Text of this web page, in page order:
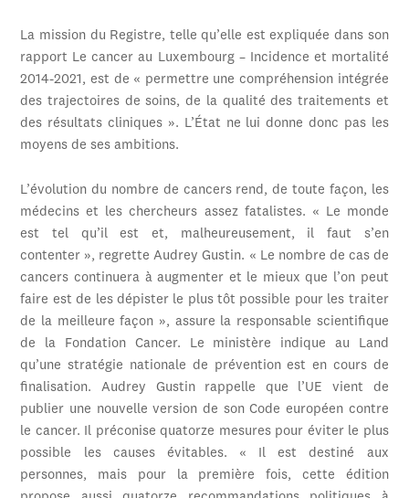
La mission du Registre, telle qu’elle est expliquée dans son
rapport Le cancer au Luxembourg – Incidence et mortalité
2014-2021, est de « permettre une compréhension intégrée
des trajectoires de soins, de la qualité des traitements et
des résultats cliniques ». L’État ne lui donne donc pas les
moyens de ses ambitions.
L’évolution du nombre de cancers rend, de toute façon, les
médecins et les chercheurs assez fatalistes. « Le monde
est tel qu’il est et, malheureusement, il faut s’en
contenter », regrette Audrey Gustin. « Le nombre de cas de
cancers continuera à augmenter et le mieux que l’on peut
faire est de les dépister le plus tôt possible pour les traiter
de la meilleure façon », assure la responsable scientifique
de la Fondation Cancer. Le ministère indique au Land
qu’une stratégie nationale de prévention est en cours de
finalisation. Audrey Gustin rappelle que l’UE vient de
publier une nouvelle version de son Code européen contre
le cancer. Il préconise quatorze mesures pour éviter le plus
possible les causes évitables. « Il est destiné aux
personnes, mais pour la première fois, cette édition